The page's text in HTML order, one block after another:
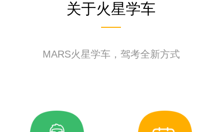
关于火星学车
MARS火星学车，驾考全新方式